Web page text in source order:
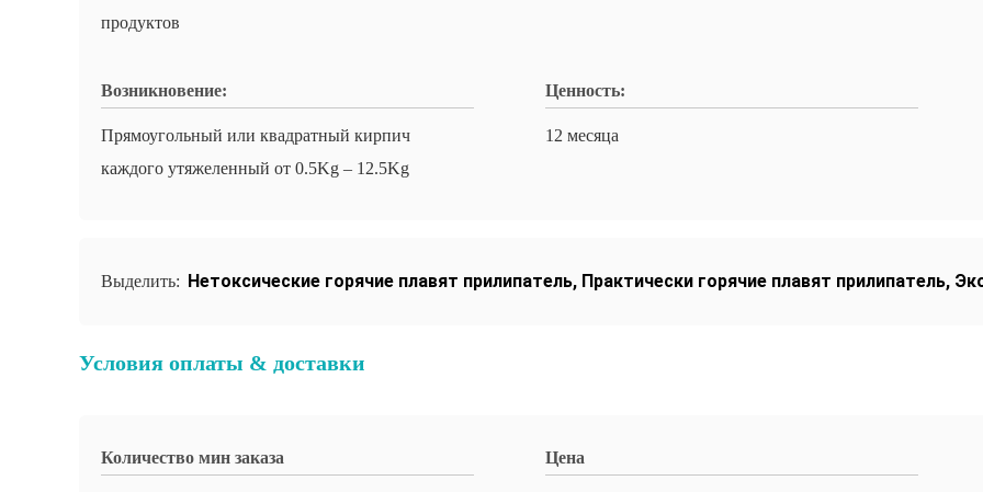
продуктов
Возникновение:
Прямоугольный или квадратный кирпич
каждого утяжеленный от 0.5Kg – 12.5Kg
Ценность:
12 месяца
Выделить: Нетоксические горячие плавят прилипатель, Практически горячие плавят прилипатель,
Условия оплаты & доставки
Количество мин заказа Цена